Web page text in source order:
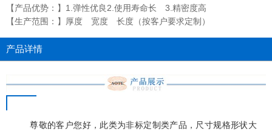
【产品优势：】1.弹性优良2.使用寿命长 3.精密度高
【生产范围：】厚度 宽度 长度（按客户要求定制）
产品详情
尊敬的客户您好，此类为非标定制类产品，尺寸规格形状大